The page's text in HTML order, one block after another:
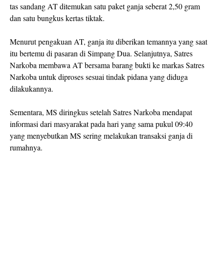
tas sandang AT ditemukan satu paket ganja seberat 2,50 gram
dan satu bungkus kertas tiktak.
Menurut pengakuan AT, ganja itu diberikan temannya yang saat
itu bertemu di pasaran di Simpang Dua. Selanjutnya, Satres
Narkoba membawa AT bersama barang bukti ke markas Satres
Narkoba untuk diproses sesuai tindak pidana yang diduga
dilakukannya.
Sementara, MS diringkus setelah Satres Narkoba mendapat
informasi dari masyarakat pada hari yang sama pukul 09:40
yang menyebutkan MS sering melakukan transaksi ganja di
rumahnya.